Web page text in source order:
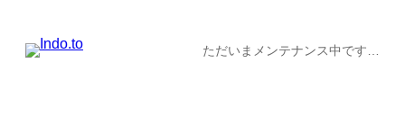
ただいまメンテナンス中です…